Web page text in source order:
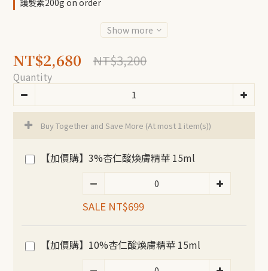
護髮素200g on order
Show more
NT$2,680 NT$3,200
Quantity
Buy Together and Save More (At most 1 item(s))
【加價購】3%杏仁酸煥膚精華 15ml
SALE NT$699
【加價購】10%杏仁酸煥膚精華 15ml